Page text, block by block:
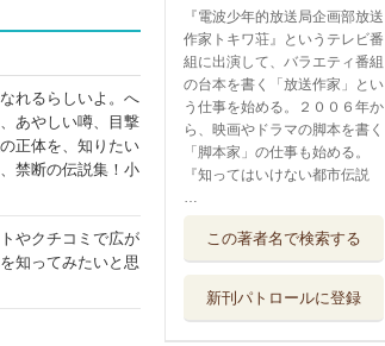
れるらしいよ。へ
あやしい噂、目撃
正体を、知りたい
禁断の伝説集！小
やクチコミで広が
知ってみたいと思
『電波少年的放送局企画部放送
作家トキワ荘』というテレビ番
組に出演して、バラエティ番組
の台本を書く「放送作家」とい
う仕事を始める。２００６年か
ら、映画やドラマの脚本を書く
「脚本家」の仕事も始める。
『知ってはいけない都市伝説
…
この著者名で検索する
新刊パトロールに登録
巻ノ２８
科学探偵ｖｓ．死